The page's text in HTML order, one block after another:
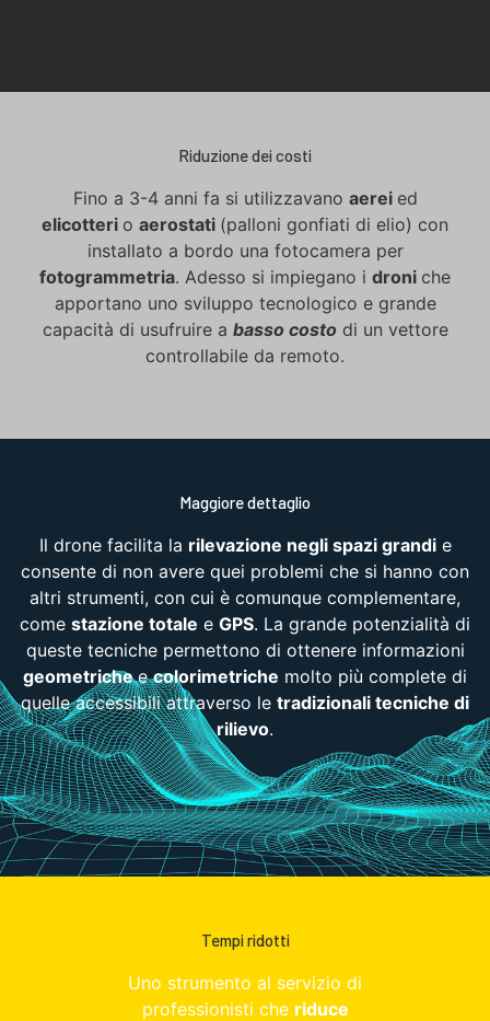
Riduzione dei costi
Fino a 3-4 anni fa si utilizzavano aerei ed
elicotteri o aerostati (palloni gonfiati di elio) con
installato a bordo una fotocamera per
fotogrammetria. Adesso si impiegano i droni che
apportano uno sviluppo tecnologico e grande
capacità di usufruire a basso costodi un vettore
controllabile da remoto.
Maggiore dettaglio
Il drone facilita la rilevazione negli spazi grandie
consente di non avere quei problemi che si hanno con
altri strumenti, con cui è comunque complementare,
come stazione totale e GPS. La grande potenzialità di
queste tecniche permettono di ottenere informazioni
geometricheecolorimetriche molto più complete di
quelle accessibili attraverso le tradizionali tecniche di
rilievo.
Tempi ridotti
Uno strumento al servizio di
professionisti che riduce